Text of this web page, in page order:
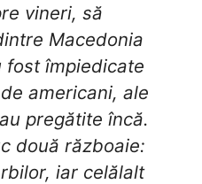
vineri, să
Macedonia
fost împiedicate
americani, ale
pregătite încă.
două războaie:
iar celălalt